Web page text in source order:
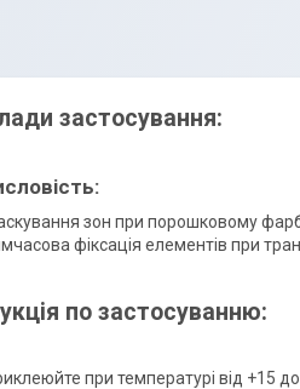
застосування:
зон при порошковому
фіксація елементів при
по застосуванню:
при температурі від +15